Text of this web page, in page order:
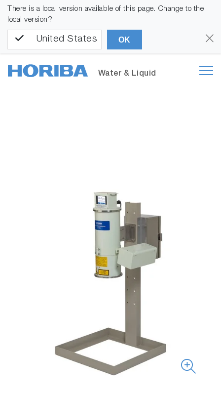
There is a local version available of this page. Change to the
local version?
United States OK
Water & Liquid